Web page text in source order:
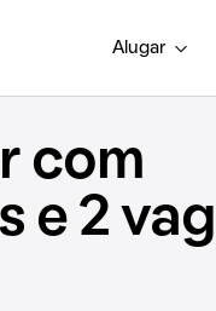
Alugar
com
e 2